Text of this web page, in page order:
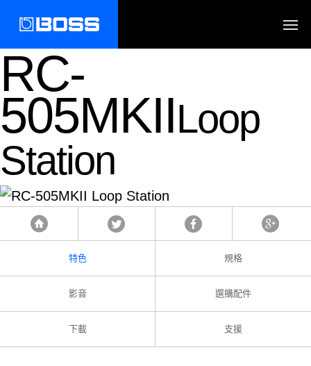
RC-
505MKIILoop
Station
特色 規格
影音 選購配件
下載 支援